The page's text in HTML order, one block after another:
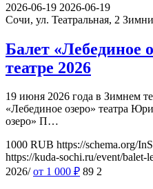
2026-06-19 2026-06-19
Сочи, ул. Театральная, 2
Балет «Лебединое
театре 2026
19 июня 2026 года в Зимнем
«Лебединое озеро» театра
озеро» П…
1000 RUB https://schema.org/
https://kuda-sochi.ru/event/balet-
2026/ от 1 000 ₽ 89 2